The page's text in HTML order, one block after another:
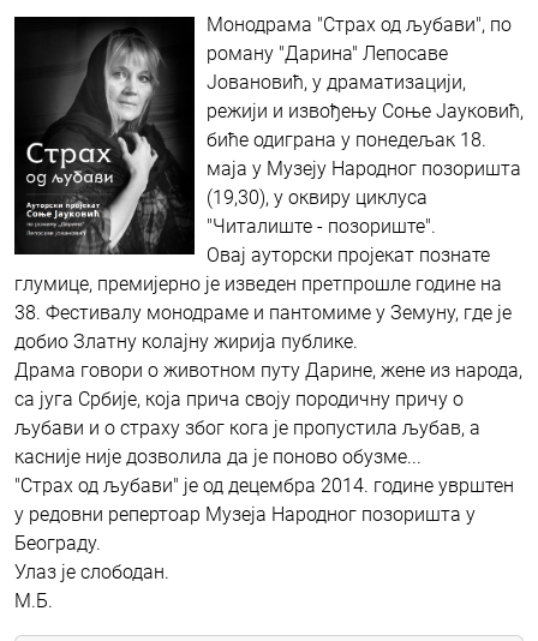
Монодрама "Страх од љубави", по
роману "Дарина" Лепосаве
Јовановић, у драматизацији,
режији и извођењу Соње Јауковић,
биће одиграна у понедељак 18.
маја у Музеју Народног позоришта
(19,30), у оквиру циклуса
"Читалиште - позориште".
Овај ауторски пројекат познате
глумице, премијерно је изведен претпрошле године на
38. Фестивалу монодраме и пантомиме у Земуну, где је
добио Златну колајну жирија публике.
Драма говори о животном путу Дарине, жене из народа,
са југа Србије, која прича своју породичну причу о
љубави и о страху због кога је пропустила љубав, а
касније није дозволила да је поново обузме...
"Страх од љубави" је од децембра 2014. године уврштен
у редовни репертоар Музеја Народног позоришта у
Београду.
Улаз је слободан.
М.Б.